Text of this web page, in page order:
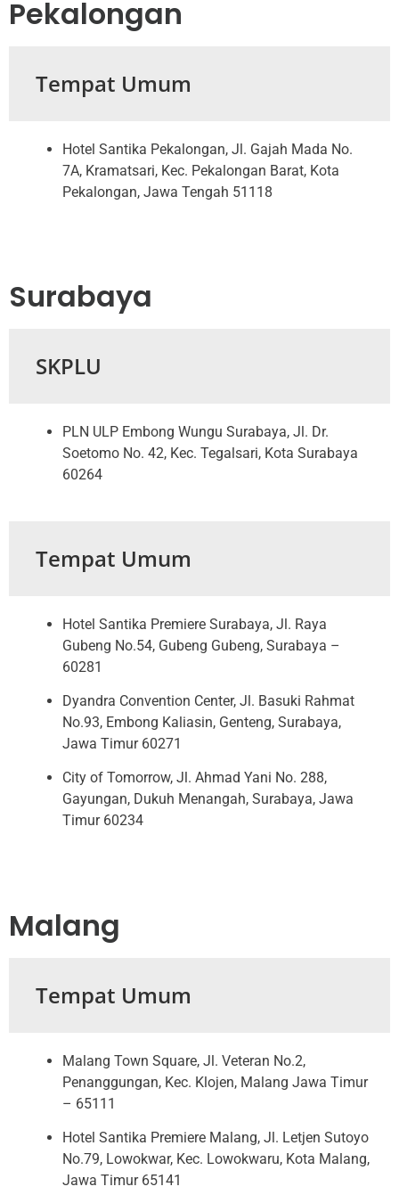
Pekalongan
Tempat Umum
Hotel Santika Pekalongan, Jl. Gajah Mada No.
7A, Kramatsari, Kec. Pekalongan Barat, Kota
Pekalongan, Jawa Tengah 51118
Surabaya
SKPLU
PLN ULP Embong Wungu Surabaya, Jl. Dr.
Soetomo No. 42, Kec. Tegalsari, Kota Surabaya
60264
Tempat Umum
Hotel Santika Premiere Surabaya, Jl. Raya
Gubeng No.54, Gubeng Gubeng, Surabaya –
60281
Dyandra Convention Center, Jl. Basuki Rahmat
No.93, Embong Kaliasin, Genteng, Surabaya,
Jawa Timur 60271
City of Tomorrow, Jl. Ahmad Yani No. 288,
Gayungan, Dukuh Menangah, Surabaya, Jawa
Timur 60234
Malang
Tempat Umum
Malang Town Square, Jl. Veteran No.2,
Penanggungan, Kec. Klojen, Malang Jawa Timur
– 65111
Hotel Santika Premiere Malang, Jl. Letjen Sutoyo
No.79, Lowokwar, Kec. Lowokwaru, Kota Malang,
Jawa Timur 65141